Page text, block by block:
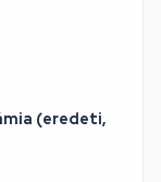
(eredeti,